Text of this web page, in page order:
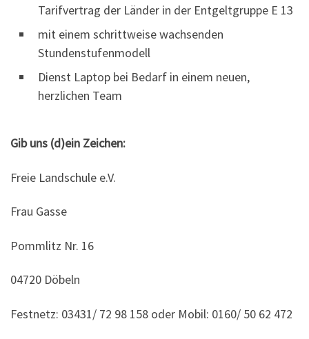
Tarifvertrag der Länder in der Entgeltgruppe E 13
mit einem schrittweise wachsenden
Stundenstufenmodell
Dienst Laptop bei Bedarf in einem neuen,
herzlichen Team
Gib uns (d)ein Zeichen:
Freie Landschule e.V.
Frau Gasse
Pommlitz Nr. 16
04720 Döbeln
Festnetz: 03431/ 72 98 158 oder Mobil: 0160/ 50 62 472